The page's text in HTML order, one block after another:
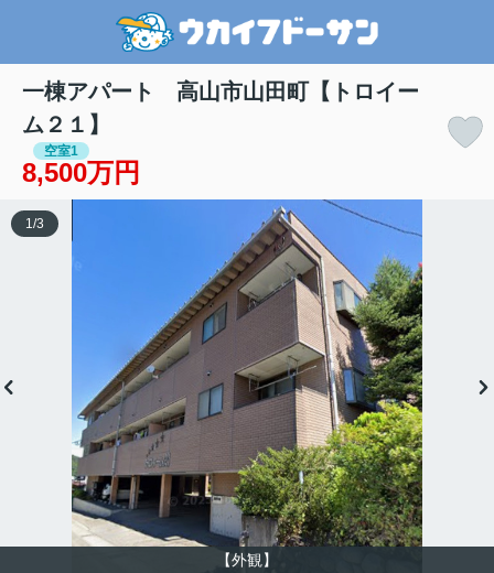
一棟アパート 高山市山田町【トロイー
ム２１】
空室1
8,500万円
【外観】
1/3